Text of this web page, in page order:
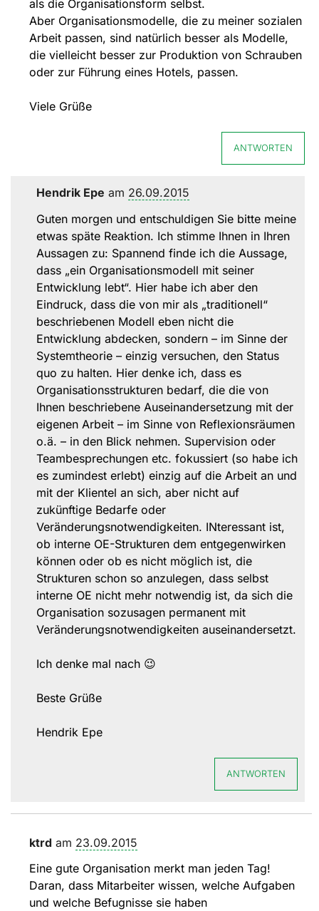
als die Organisationsform selbst.
Aber Organisationsmodelle, die zu meiner sozialen
Arbeit passen, sind natürlich besser als Modelle,
die vielleicht besser zur Produktion von Schrauben
oder zur Führung eines Hotels, passen.
Viele Grüße
ANTWORTEN
Hendrik Epe am 26.09.2015
Guten morgen und entschuldigen Sie bitte meine
etwas späte Reaktion. Ich stimme Ihnen in Ihren
Aussagen zu: Spannend finde ich die Aussage,
dass „ein Organisationsmodell mit seiner
Entwicklung lebt“. Hier habe ich aber den
Eindruck, dass die von mir als „traditionell“
beschriebenen Modell eben nicht die
Entwicklung abdecken, sondern – im Sinne der
Systemtheorie – einzig versuchen, den Status
quo zu halten. Hier denke ich, dass es
Organisationsstrukturen bedarf, die die von
Ihnen beschriebene Auseinandersetzung mit der
eigenen Arbeit – im Sinne von Reflexionsräumen
o.ä. – in den Blick nehmen. Supervision oder
Teambesprechungen etc. fokussiert (so habe ich
es zumindest erlebt) einzig auf die Arbeit an und
mit der Klientel an sich, aber nicht auf
zukünftige Bedarfe oder
Veränderungsnotwendigkeiten. INteressant ist,
ob interne OE-Strukturen dem entgegenwirken
können oder ob es nicht möglich ist, die
Strukturen schon so anzulegen, dass selbst
interne OE nicht mehr notwendig ist, da sich die
Organisation sozusagen permanent mit
Veränderungsnotwendigkeiten auseinandersetzt.
Ich denke mal nach 😉
Beste Grüße
Hendrik Epe
ANTWORTEN
ktrd am 23.09.2015
Eine gute Organisation merkt man jeden Tag!
Daran, dass Mitarbeiter wissen, welche Aufgaben
und welche Befugnisse sie haben